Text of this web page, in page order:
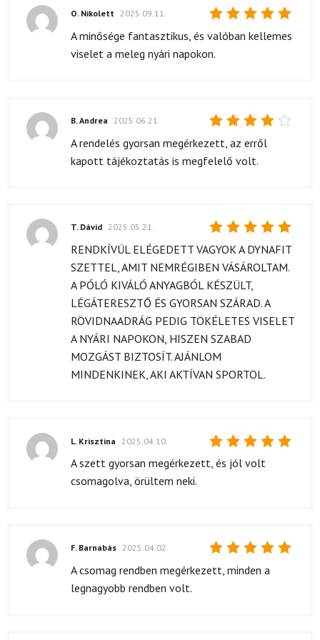
Értékelés:
O. Nikolett 2025.09.11.
A minősége fantasztikus, és valóban kellemes
viselet a meleg nyári napokon.
Értékelés:
/ 5
B. Andrea 2025.06.21.
A rendelés gyorsan megérkezett, az erről
kapott tájékoztatás is megfelelő volt.
Értékelés:
/ 5
T. Dávid 2025.05.21.
RENDKÍVÜL ELÉGEDETT VAGYOK A DYNAFIT
SZETTEL, AMIT NEMRÉGIBEN VÁSÁROLTAM.
A PÓLÓ KIVÁLÓ ANYAGBÓL KÉSZÜLT,
LÉGÁTERESZTŐ ÉS GYORSAN SZÁRAD. A
RÖVIDNAADRÁG PEDIG TÖKÉLETES VISELET
A NYÁRI NAPOKON, HISZEN SZABAD
MOZGÁST BIZTOSÍT. AJÁNLOM
MINDENKINEK, AKI AKTÍVAN SPORTOL.
Értékelés:
5
/ 5
L. Krisztina 2025.04.10.
A szett gyorsan megérkezett, és jól volt
csomagolva, örültem neki.
Értékelés:
/ 5
F. Barnabás 2025.04.02.
A csomag rendben megérkezett, minden a
legnagyobb rendben volt.